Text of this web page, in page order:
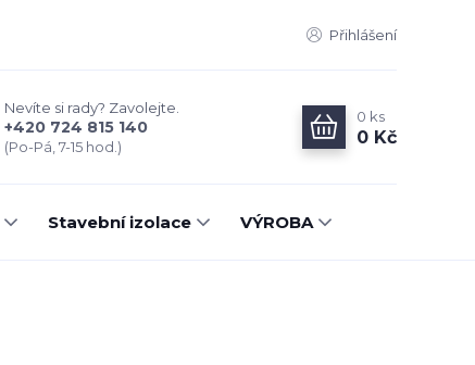
Přihlášení
Nevíte si rady? Zavolejte.
+420 724 815 140
(Po-Pá, 7-15 hod.)
0 ks
0 Kč
Stavební izolace VÝROBA